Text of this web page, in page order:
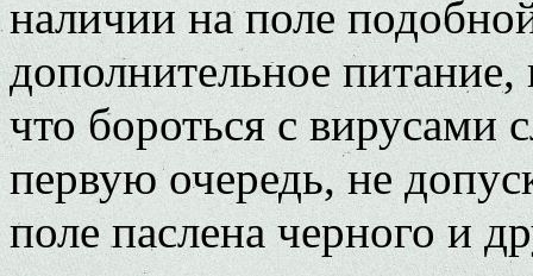
наличии на поле
дополнительное
что бороться с вирусами
первую очередь, не
поле паслена черного и